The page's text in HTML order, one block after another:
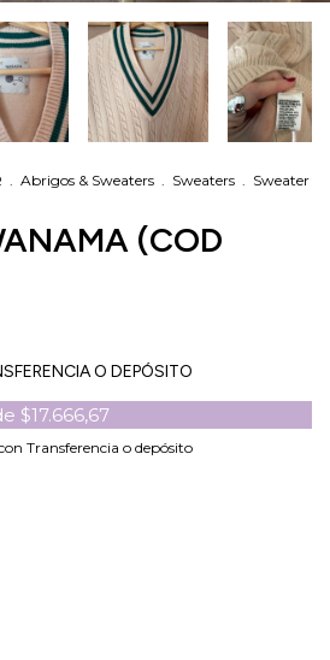
. Abrigos & Sweaters . Sweaters . Sweater
(COD
O DEPÓSITO
$17.666,67
Transferencia o depósito